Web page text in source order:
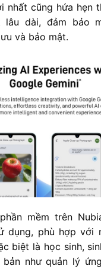
nhất cũng hứa hẹn
lâu dài, đảm bảo
và bảo mật.
mềm trên
dụng, phù hợp với
biệt là học sinh,
như quản lý